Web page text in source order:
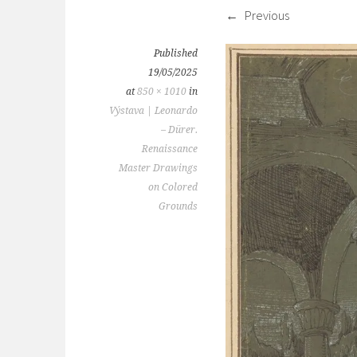
Previous
Published
19/05/2025
at850 × 1010 in
Výstava | Leonardo
– Dürer.
Renaissance
Master Drawings
on Colored
Grounds